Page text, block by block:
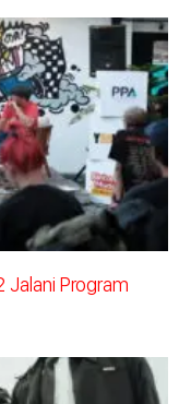
Jalani Program